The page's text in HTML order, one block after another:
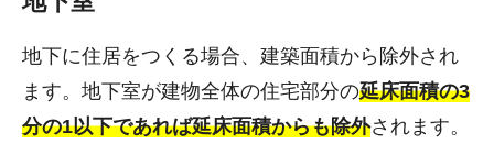
地下に住居をつくる場合、建築面積から除外され
ます。地下室が建物全体の住宅部分の延床面積の3
分の1以下であれば延床面積からも除外されます。